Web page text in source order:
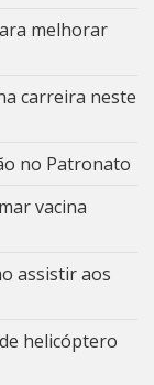
melhorar
carreira neste
no Patronato
vacina
assistir aos
helicóptero